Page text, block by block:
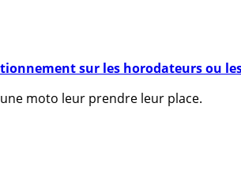
sur les horodateurs ou
moto leur prendre leur place.